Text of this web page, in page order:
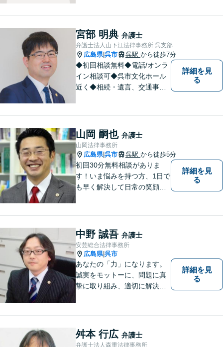
宮部 明典 弁護士
弁護士法人山下江法律事務所 呉支部
広島県|呉市 呉駅 から徒歩7分
◆初回相談無料◆電話/オンラ
イン相談可◆呉市文化ホール
近く◆相続・遺言、交通事
など。話しにくいことも安心
してご相談ください。あなた
の気持ちに寄り添い、丁寧に
お応えします。
詳細を見
る
山岡 嗣也 弁護士
山岡法律事務所
広島県|呉市 呉駅 から徒歩5分
初回30分無料相談がありま
す！いま悩みを持つ方、1日で
も早く解決して日常の笑顔を
個人様・法人様の問題に幅広
く対応しています。
詳細を見
る
中野 誠吾 弁護士
安芸総合法律事務所
広島県|呉市
あなたの「力」になります。
誠実をモットーに、問題に真
摯に取り組み、適切に解決で
でき、来所後は心の負担が軽
くなるような事務所作りを心
がけています。一人で悩ま
詳細を見
る
舛本 行広 弁護士
弁護士法人森重法律事務所